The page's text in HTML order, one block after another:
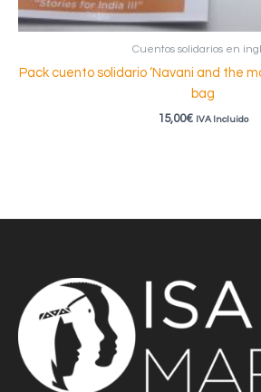
Cuentos solidarios en
Pack cuento solidario ‘Navani and the
bag
15,00€ IVA Incluido